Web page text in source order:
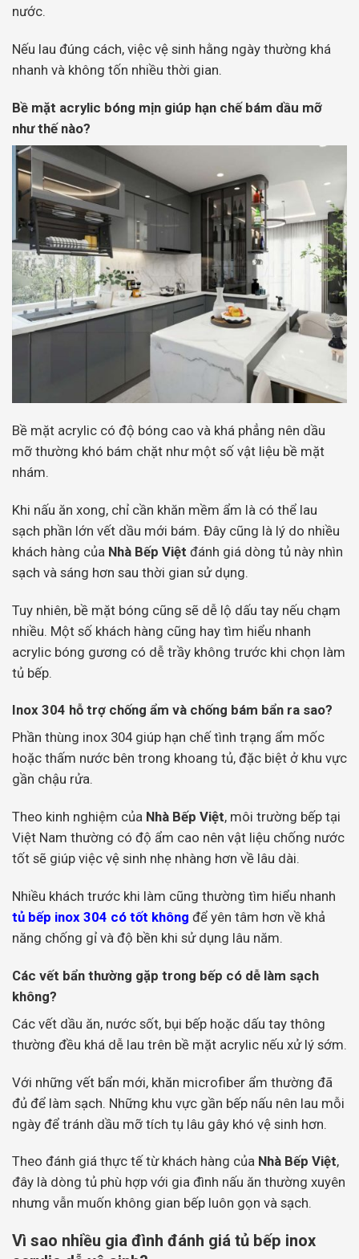
nước.
Nếu lau đúng cách, việc vệ sinh hằng ngày thường khá
nhanh và không tốn nhiều thời gian.
Bề mặt acrylic bóng mịn giúp hạn chế bám dầu mỡ
như thế nào?
Bề mặt acrylic có độ bóng cao và khá phẳng nên dầu
mỡ thường khó bám chặt như một số vật liệu bề mặt
nhám.
Khi nấu ăn xong, chỉ cần khăn mềm ẩm là có thể lau
sạch phần lớn vết dầu mới bám. Đây cũng là lý do nhiều
khách hàng của Nhà Bếp Việt đánh giá dòng tủ này nhìn
sạch và sáng hơn sau thời gian sử dụng.
Tuy nhiên, bề mặt bóng cũng sẽ dễ lộ dấu tay nếu chạm
nhiều. Một số khách hàng cũng hay tìm hiểu nhanh
acrylic bóng gương có dễ trầy không trước khi chọn làm
tủ bếp.
Inox 304 hỗ trợ chống ẩm và chống bám bẩn ra sao?
Phần thùng inox 304 giúp hạn chế tình trạng ẩm mốc
hoặc thấm nước bên trong khoang tủ, đặc biệt ở khu vực
gần chậu rửa.
Theo kinh nghiệm của Nhà Bếp Việt, môi trường bếp tại
Việt Nam thường có độ ẩm cao nên vật liệu chống nước
tốt sẽ giúp việc vệ sinh nhẹ nhàng hơn về lâu dài.
Nhiều khách trước khi làm cũng thường tìm hiểu nhanh
tủ bếp inox 304 có tốt không để yên tâm hơn về khả
năng chống gỉ và độ bền khi sử dụng lâu năm.
Các vết bẩn thường gặp trong bếp có dễ làm sạch
không?
Các vết dầu ăn, nước sốt, bụi bếp hoặc dấu tay thông
thường đều khá dễ lau trên bề mặt acrylic nếu xử lý sớm.
Với những vết bẩn mới, khăn microfiber ẩm thường đã
đủ để làm sạch. Những khu vực gần bếp nấu nên lau mỗi
ngày để tránh dầu mỡ tích tụ lâu gây khó vệ sinh hơn.
Theo đánh giá thực tế từ khách hàng của Nhà Bếp Việt,
đây là dòng tủ phù hợp với gia đình nấu ăn thường xuyên
nhưng vẫn muốn không gian bếp luôn gọn và sạch.
Vì sao nhiều gia đình đánh giá tủ bếp inox